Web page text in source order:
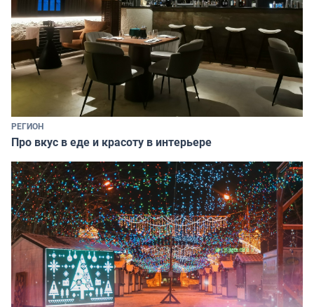
РЕГИОН
Про вкус в еде и красоту в интерьере